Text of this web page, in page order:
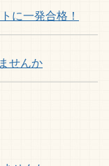
に一発合格！
せんか